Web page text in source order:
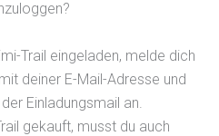
Trail eingeladen, melde dich
deiner E-Mail-Adresse und
Einladungsmail an.
gekauft, musst du auch